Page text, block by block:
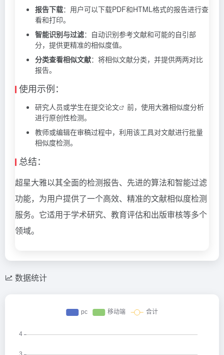
报告下载：用户可以下载PDF和HTML格式的报告进行查
看和打印。
智能识别与过滤：自动识别参考文献和可能的自引部
分，提供更精准的相似度值。
分类查看相似文献：将相似文献分类，并提供两两对比
报告。
使用示例：
研究人员或学生在提交论文
前，使用大雅相似度分析
进行原创性检测。
教师或编辑在审稿过程中，利用该工具对文献进行批量
相似度检测。
总结：
超星大雅以其全面的检测报告、先进的算法和智能过滤
功能，为用户提供了一个高效、精准的文献相似度检测
服务。它适用于学术研究、教育评估和出版审核等多个
领域。
数据统计